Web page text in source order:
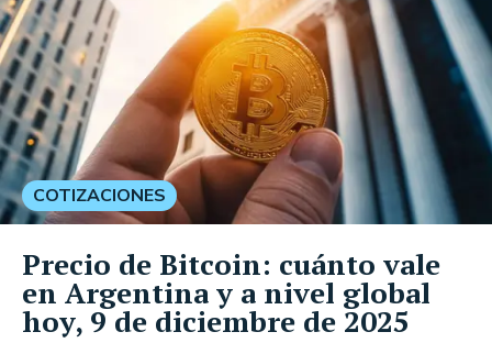
COTIZACIONES
Precio de Bitcoin: cuánto vale
en Argentina y a nivel global
hoy, 9 de diciembre de 2025